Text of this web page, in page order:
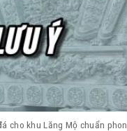
cho khu Lăng Mộ chuẩn